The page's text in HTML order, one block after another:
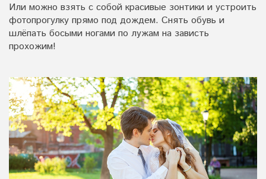
Или можно взять с собой красивые зонтики и устроить
фотопрогулку прямо под дождем. Снять обувь и
шлёпать босыми ногами по лужам на зависть
прохожим!